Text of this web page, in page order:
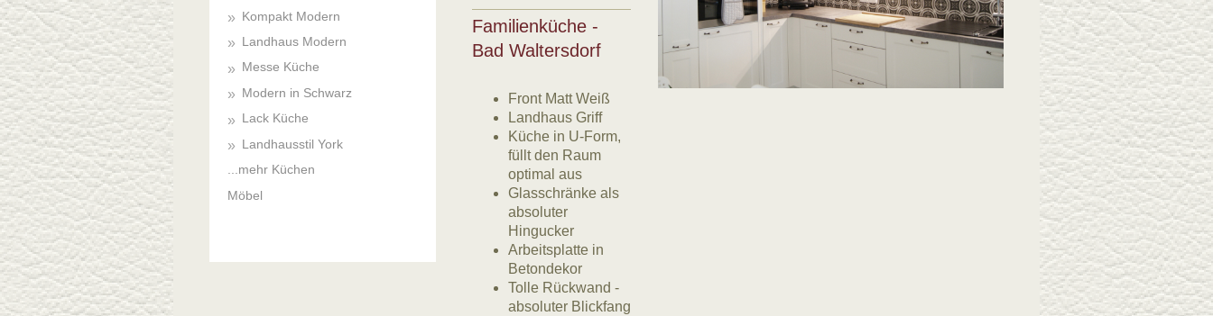
Familienküche -
Bad Waltersdorf
Front Matt Weiß
Landhaus Griff
Küche in U-Form,
füllt den Raum
optimal aus
Glasschränke als
absoluter
Hingucker
Arbeitsplatte in
Betondekor
Tolle Rückwand -
absoluter Blickfang
Kompakt Modern
Landhaus Modern
Messe Küche
Modern in Schwarz
Lack Küche
Landhausstil York
...mehr Küchen
Möbel